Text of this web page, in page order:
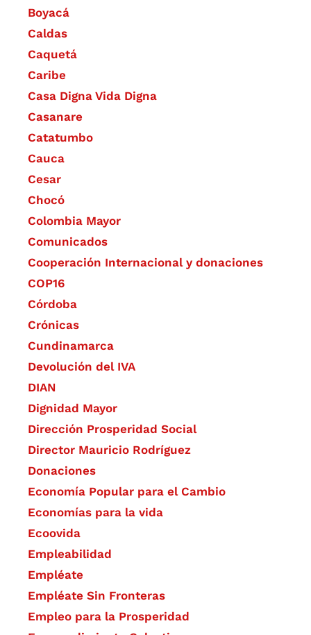
Boyacá
Caldas
Caquetá
Caribe
Casa Digna Vida Digna
Casanare
Catatumbo
Cauca
Cesar
Chocó
Colombia Mayor
Comunicados
Cooperación Internacional y donaciones
COP16
Córdoba
Crónicas
Cundinamarca
Devolución del IVA
DIAN
Dignidad Mayor
Dirección Prosperidad Social
Director Mauricio Rodríguez
Donaciones
Economía Popular para el Cambio
Economías para la vida
Ecoovida
Empleabilidad
Empléate
Empléate Sin Fronteras
Empleo para la Prosperidad